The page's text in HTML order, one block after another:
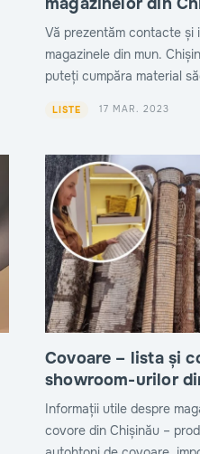
Vă prezentăm contacte și
magazinele din mun.
puteți cumpăra material săditor pentru a vă
LISTE 17 MAR. 2023
Covoare – lista și
showroom-urilor
Informații utile despre
covore din Chișinău –